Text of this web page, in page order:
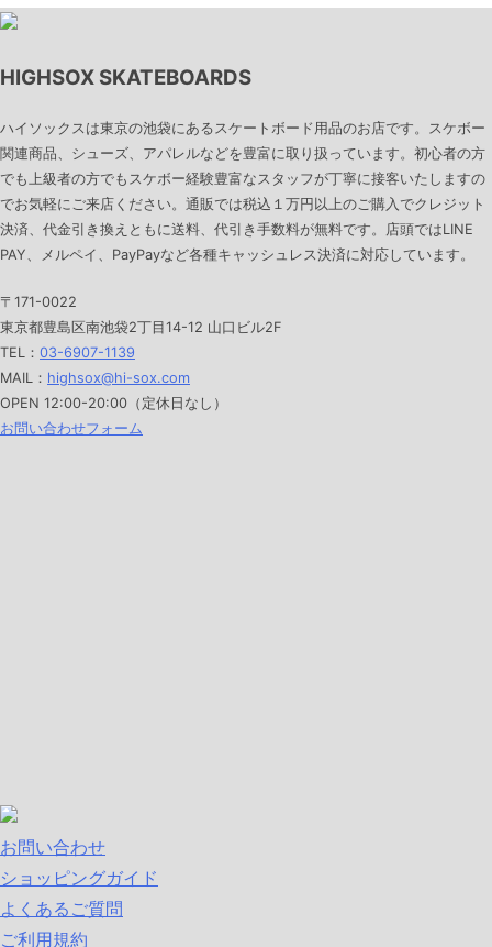
HIGHSOX SKATEBOARDS
ハイソックスは東京の池袋にあるスケートボード用品のお店です。スケボー
関連商品、シューズ、アパレルなどを豊富に取り扱っています。初心者の方
でも上級者の方でもスケボー経験豊富なスタッフが丁寧に接客いたしますの
でお気軽にご来店ください。通販では税込１万円以上のご購入でクレジット
決済、代金引き換えともに送料、代引き手数料が無料です。店頭ではLINE
PAY、メルペイ、PayPayなど各種キャッシュレス決済に対応しています。
〒171-0022
東京都豊島区南池袋2丁目14-12 山口ビル2F
TEL： 03-6907-1139
MAIL： highsox@hi-sox.com
OPEN 12:00-20:00（定休日なし）
お問い合わせフォーム
お問い合わせ
ショッピングガイド
よくあるご質問
ご利用規約